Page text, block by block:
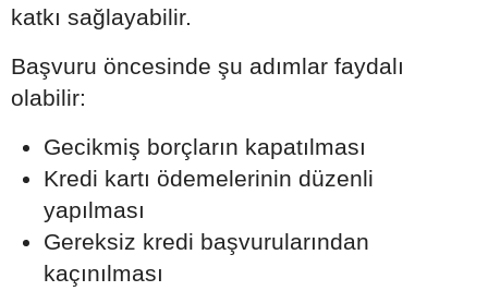
katkı sağlayabilir.
Başvuru öncesinde şu adımlar faydalı
olabilir:
Gecikmiş borçların kapatılması
Kredi kartı ödemelerinin düzenli
yapılması
Gereksiz kredi başvurularından
kaçınılması